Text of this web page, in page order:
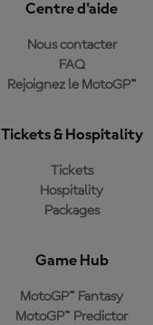
Centre d'aide
Nous contacter
FAQ
Rejoignez le MotoGP™
Tickets & Hospitality
Tickets
Hospitality
Packages
Game Hub
MotoGP™ Fantasy
MotoGP™ Predictor